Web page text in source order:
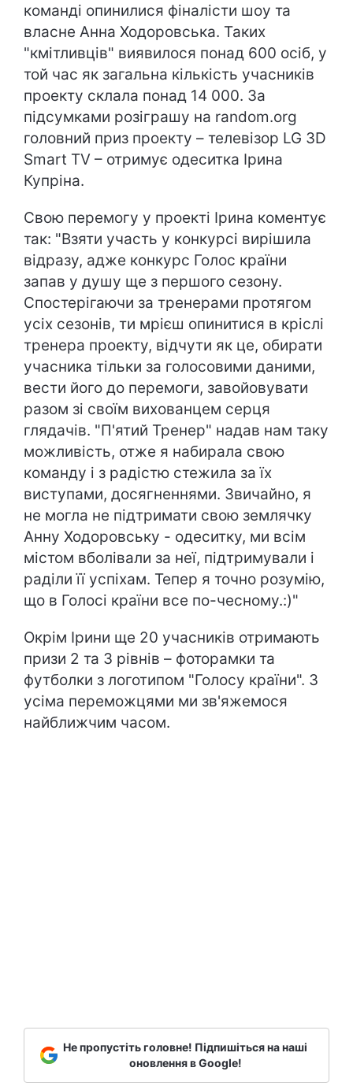
команді опинилися фіналісти шоу та
власне Анна Ходоровська. Таких
"кмітливців" виявилося понад 600 осіб, у
той час як загальна кількість учасників
проекту склала понад 14 000. За
підсумками розіграшу на random.org
головний приз проекту – телевізор LG 3D
Smart TV – отримує одеситка Ірина
Купріна.
Свою перемогу у проекті Ірина коментує
так: "Взяти участь у конкурсі вирішила
відразу, адже конкурс Голос країни
запав у душу ще з першого сезону.
Спостерігаючи за тренерами протягом
усіх сезонів, ти мрієш опинитися в кріслі
тренера проекту, відчути як це, обирати
учасника тільки за голосовими даними,
вести його до перемоги, завойовувати
разом зі своїм вихованцем серця
глядачів. "П'ятий Тренер" надав нам таку
можливість, отже я набирала свою
команду і з радістю стежила за їх
виступами, досягненнями. Звичайно, я
не могла не підтримати свою землячку
Анну Ходоровську - одеситку, ми всім
містом вболівали за неї, підтримували і
раділи її успіхам. Тепер я точно розумію,
що в Голосі країни все по-чесному.:)"
Окрім Ірини ще 20 учасників отримають
призи 2 та 3 рівнів – фоторамки та
футболки з логотипом "Голосу країни". З
усіма переможцями ми зв'яжемося
найближчим часом.
Не пропустіть головне! Підпишіться на наші
оновлення в Google!